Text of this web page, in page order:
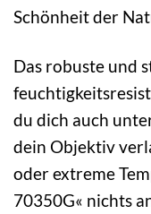
Schönheit der
Das robuste und
du dich auch
dein Objektiv
oder extreme
70350G« nichts